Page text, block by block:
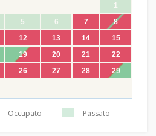
1
5 6 7
8
12 13 14
15
19 20 21
22
26 27 28
29
Occupato Passato